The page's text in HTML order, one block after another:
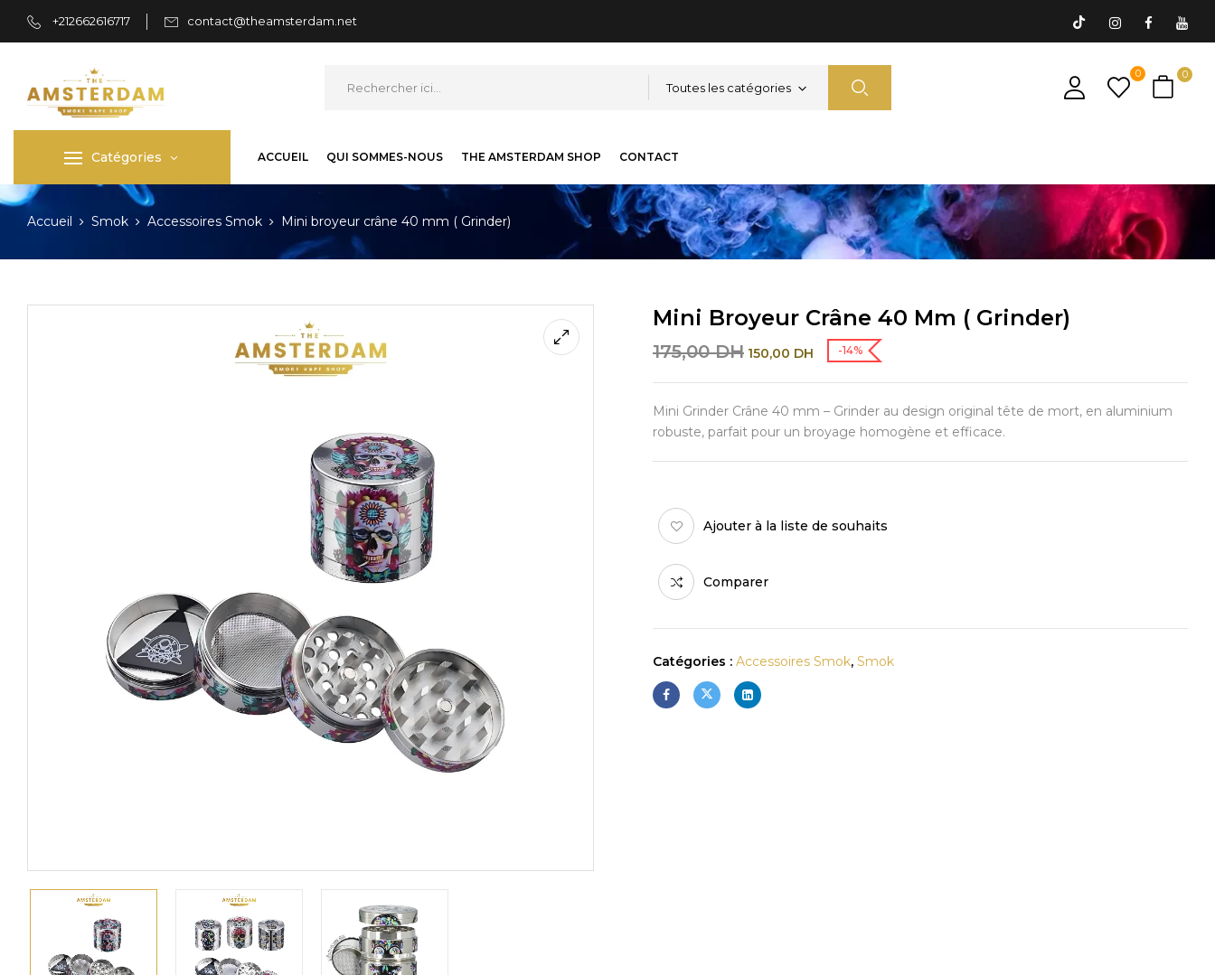
+212662616717 contact@theamsterdam.net
Toutes les catégories
0 0
Catégories ACCUEIL QUI SOMMES-NOUS THE AMSTERDAM SHOP CONTACT
Accueil Smok Accessoires Smok Mini broyeur crâne 40 mm ( Grinder)
Mini Broyeur Crâne 40 Mm ( Grinder)
175,00DH 150,00 DH -14%
Mini Grinder Crâne 40 mm – Grinder au design original tête de mort, en aluminium
robuste, parfait pour un broyage homogène et efficace.
Ajouter à la liste de souhaits
Comparer
Catégories : Accessoires Smok, Smok